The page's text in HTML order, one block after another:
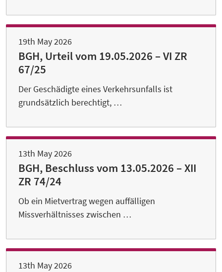
19th May 2026
BGH, Urteil vom 19.05.2026 – VI ZR
67/25
Der Geschädigte eines Verkehrsunfalls ist
grundsätzlich berechtigt, …
13th May 2026
BGH, Beschluss vom 13.05.2026 – XII
ZR 74/24
Ob ein Mietvertrag wegen auffälligen
Missverhältnisses zwischen …
13th May 2026